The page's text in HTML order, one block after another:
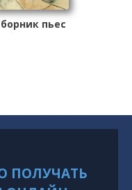
пьес
ПОЛУЧАТЬ